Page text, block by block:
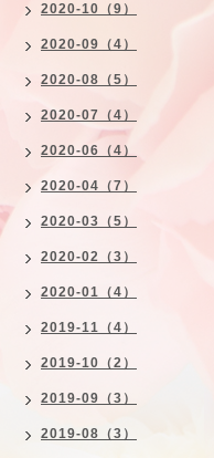
2020-10（9）
2020-09（4）
2020-08（5）
2020-07（4）
2020-06（4）
2020-04（7）
2020-03（5）
2020-02（3）
2020-01（4）
2019-11（4）
2019-10（2）
2019-09（3）
2019-08（3）